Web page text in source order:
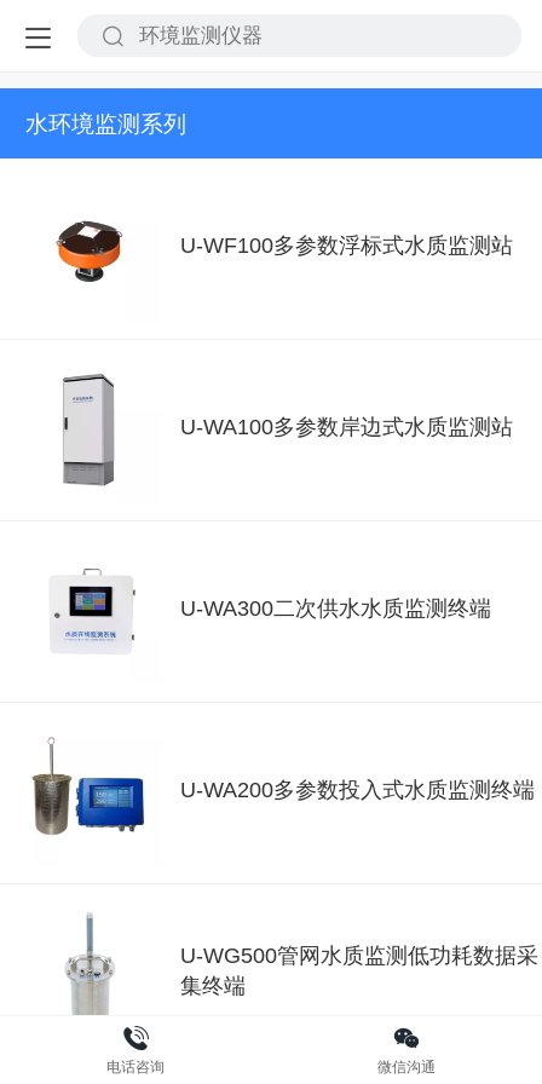
水环境监测系列
U-WF100多参数浮标式水质监测站
U-WA100多参数岸边式水质监测站
U-WA300二次供水水质监测终端
U-WA200多参数投入式水质监测终端
U-WG500管网水质监测低功耗数据采
集终端
电话咨询 微信沟通